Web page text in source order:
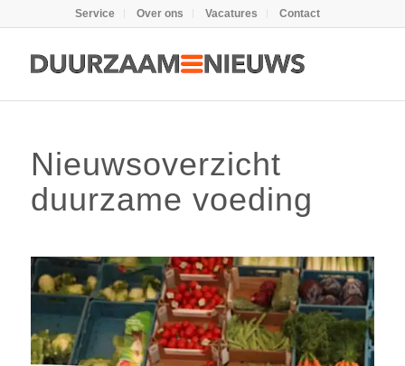
Service Over ons Vacatures Contact
Nieuwsoverzicht
duurzame voeding